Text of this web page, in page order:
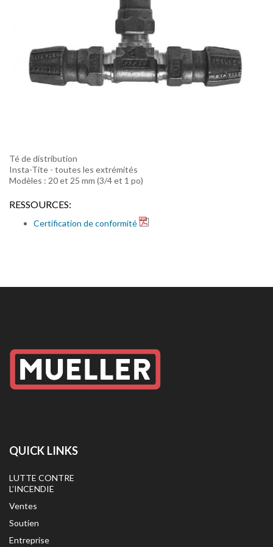
Té de distribution
Insta-Tite - toutes les extrémités
Modèles : 20 et 25 mm (3/4 et 1 po)
RESSOURCES:
Certification de conformité
QUICK LINKS
LUTTE CONTRE
L’INCENDIE
Ventes
Soutien
Entreprise